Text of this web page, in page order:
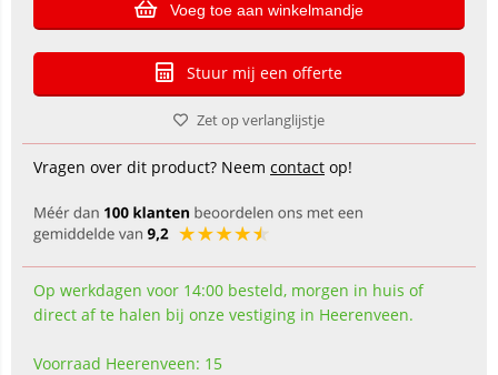
Voeg toe aan winkelmandje
Stuur mij een offerte
Zet op verlanglijstje
Vragen over dit product? Neem contact op!
Op werkdagen voor 14:00 besteld, morgen in huis of
direct af te halen bij onze vestiging in Heerenveen.
Voorraad Heerenveen: 15